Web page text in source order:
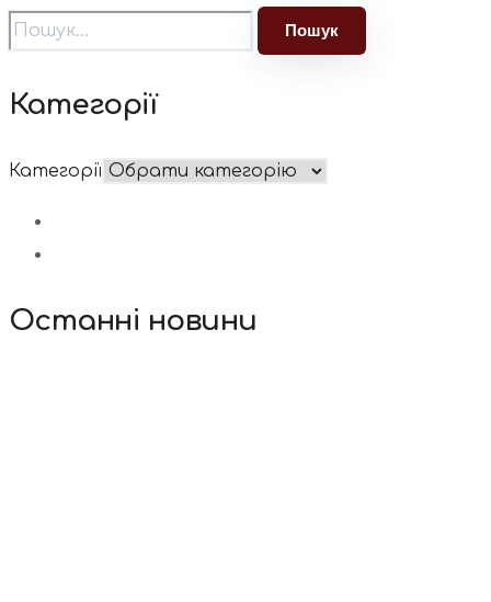
Категорії
Категорії
Останні новини